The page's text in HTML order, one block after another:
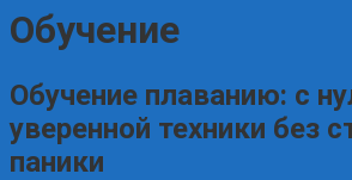
Обучение
Обучение плаванию: с
уверенной техники без
паники